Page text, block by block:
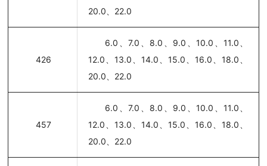
20.0、22.0
426
6.0、7.0、8.0、9.0、10.0、11.0、
12.0、13.0、14.0、15.0、16.0、18.0、
20.0、22.0
457
6.0、7.0、8.0、9.0、10.0、11.0、
12.0、13.0、14.0、15.0、16.0、18.0、
20.0、22.0